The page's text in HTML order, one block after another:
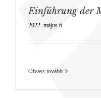
Einführung der
2022. május 6.
Olvass tovább